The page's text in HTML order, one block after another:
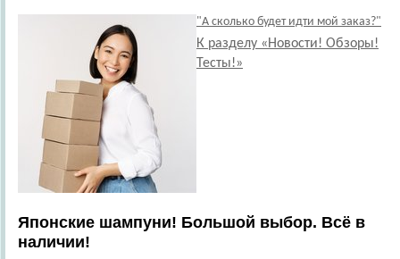
"А сколько будет идти мой заказ?"
К разделу «Новости! Обзоры!
Тесты!»
Японские шампуни! Большой выбор. Всё в
наличии!